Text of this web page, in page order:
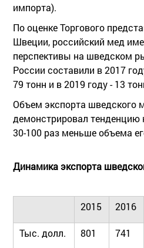
импорта).
По оценке Торгового
Швеции, российский мед
перспективы на шведском
России составили в 2017
79 тонн и в 2019 году - 13
Объем экспорта шведского
демонстрировал тенденцию
30-100 раз меньше объема
Динамика экспорта
2015 2016
Тыс. долл. 801 741